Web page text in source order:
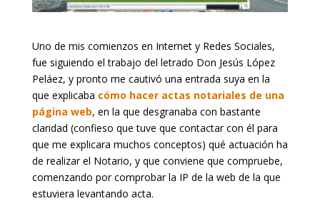
Uno de mis comienzos en Internet y Redes Sociales,
fue siguiendo el trabajo del letrado Don Jesús López
Peláez, y pronto me cautivó una entrada suya en la
que explicaba cómo hacer actas notariales de una
página web, en la que desgranaba con bastante
claridad (confieso que tuve que contactar con él para
que me explicara muchos conceptos) qué actuación ha
de realizar el Notario, y que conviene que compruebe,
comenzando por comprobar la IP de la web de la que
estuviera levantando acta.